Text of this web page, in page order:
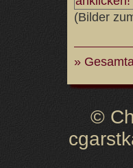
(Bilder
»
©